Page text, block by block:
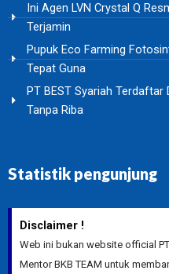
Ini Agen LVN Crystal Q
Terjamin
Pupuk Eco Farming
Tepat Guna
PT BEST Syariah Terdaftar
Tanpa Riba
Statistik pengunjung
Disclaimer !
Web ini bukan website official
Mentor BKB TEAM untuk